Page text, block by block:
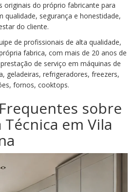
originais do próprio fabricante para
qualidade, segurança e honestidade,
do cliente.
de profissionais de alta qualidade,
fabrica, com mais de 20 anos de
de serviço em máquinas de
geladeiras, refrigeradores, freezers,
fornos, cooktops.
sobre
em Vila